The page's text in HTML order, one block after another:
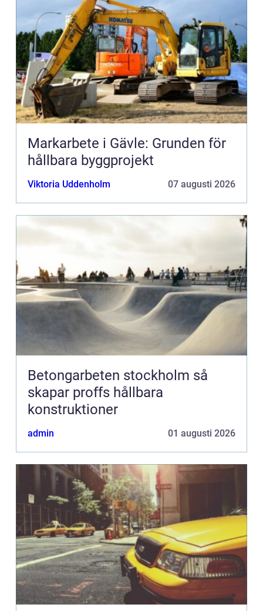
Markarbete i Gävle: Grunden för
hållbara byggprojekt
Viktoria Uddenholm 07 augusti 2026
Betongarbeten stockholm så
skapar proffs hållbara
konstruktioner
admin 01 augusti 2026